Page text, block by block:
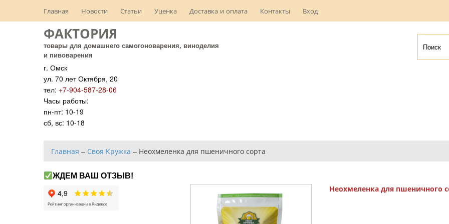
Главная Новости Статьи Уценка Доставка и оплата Контакты Вход
ФАКТОРИЯ
товары для домашнего самогоноварения, виноделия
и пивоварения
г. Омск
ул. 70 лет Октября, 20
тел: +7-904-587-28-06
Часы работы:
пн-пт: 10-19
сб, вс: 10-18
Главная – Своя Кружка – Неохмеленка для пшеничного сорта
Неохмеленка для пшеничного
ЖДЕМ ВАШ ОТЗЫВ!